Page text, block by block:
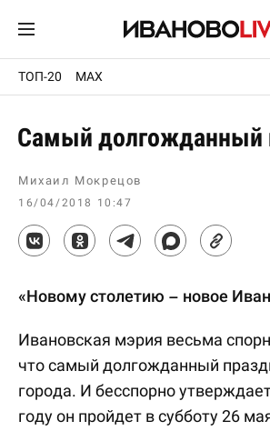
ТОП-20 MAX
Самый долгожданный
Михаил Мокрецов
16/04/2018 10:47
«Новому столетию – новое
Ивановская мэрия весьма
что самый долгожданный
города. И бесспорно
году он пройдет в субботу 26